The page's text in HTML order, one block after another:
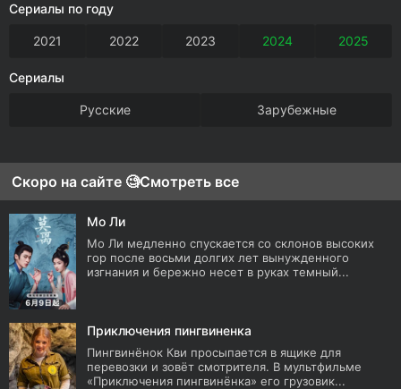
Сериалы по году
2021 2022 2023 2024 2025
Сериалы
Русские Зарубежные
Скоро на сайте 🧐Смотреть все
Мо Ли
Мо Ли медленно спускается со склонов высоких
гор после восьми долгих лет вынужденного
изгнания и бережно несет в руках темный...
Приключения пингвиненка
Пингвинёнок Кви просыпается в ящике для
перевозки и зовёт смотрителя. В мультфильме
«Приключения пингвинёнка» его грузовик...